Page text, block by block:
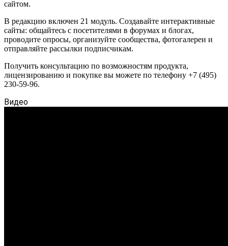
сайтом.
В редакцию включен 21 модуль. Создавайте интерактивные
сайты: общайтесь с посетителями в форумах и блогах,
проводите опросы, организуйте сообщества, фотогалереи и
отправляйте рассылки подписчикам.
Получить консультацию по возможностям продукта,
лицензированию и покупке вы можете по телефону +7 (495)
230-59-96.
Видео